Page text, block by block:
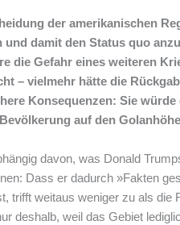
der amerikanischen
und damit den Status quo
die Gefahr eines weiteren
– vielmehr hätte die
Konsequenzen: Sie
auf den
davon, was Donald
Dass er dadurch »Fakten
trifft weitaus weniger zu als
deshalb, weil das Gebiet